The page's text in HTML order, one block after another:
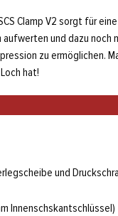
Clamp V2 sorgt für
und dazu noch
zu ermöglichen.
hat!
und
Innenschskantschlüssel)